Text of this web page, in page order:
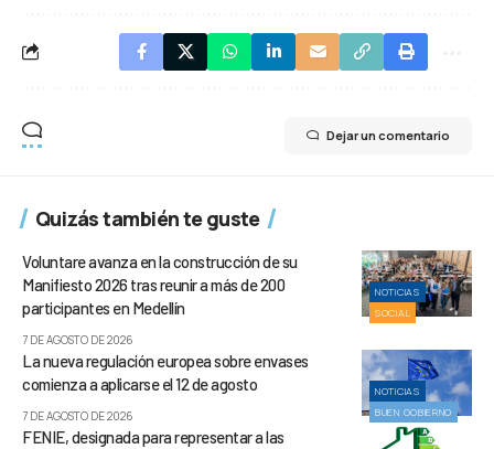
Dejar un comentario
Quizás también te guste
NOTICIAS
SOCIAL
Voluntare avanza en la construcción de su
Manifiesto 2026 tras reunir a más de 200
participantes en Medellín
7 DE AGOSTO DE 2026
NOTICIAS
BUEN GOBIERNO
La nueva regulación europea sobre envases
comienza a aplicarse el 12 de agosto
7 DE AGOSTO DE 2026
FENIE, designada para representar a las